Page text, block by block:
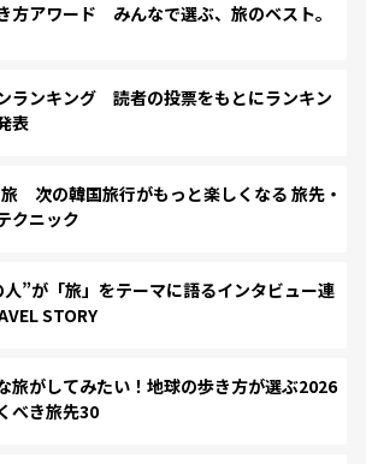
方アワード みんなで選ぶ、旅のベスト。
ランキング 読者の投票をもとにランキン
表
次の韓国旅行がもっと楽しくなる 旅先・
クニック
”が「旅」をテーマに語るインタビュー連
STORY
旅がしてみたい！地球の歩き方が選ぶ2026
べき旅先30